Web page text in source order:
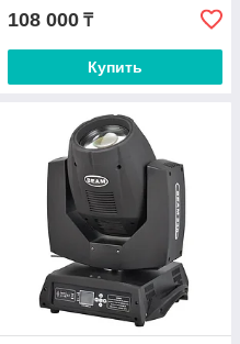
108 000 ₸
Купить